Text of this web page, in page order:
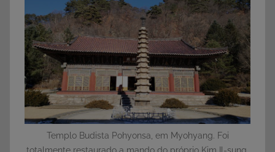
Templo Budista Pohyonsa, em Myohyang. Foi